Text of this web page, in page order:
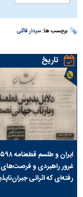
برچسب ها:سردار قاآنی
تاریخ
غرور راهبردی و
رفته‌ای که اثراتی